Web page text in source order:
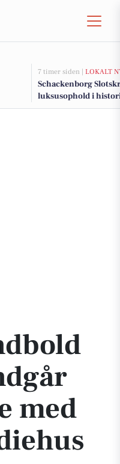
7 timer siden | LOKALT
Schackenborg
luksusophold i
med VORES Mediehus
med